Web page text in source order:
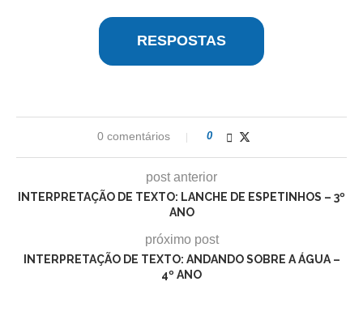
RESPOSTAS
0 comentários 0
post anterior
INTERPRETAÇÃO DE TEXTO: LANCHE DE ESPETINHOS – 3º
ANO
próximo post
INTERPRETAÇÃO DE TEXTO: ANDANDO SOBRE A ÁGUA –
4º ANO